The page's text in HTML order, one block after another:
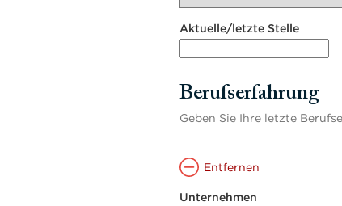
Aktuelle/letzte Stelle
Berufserfahrung
Geben Sie Ihre letzte
Entfernen
Unternehmen